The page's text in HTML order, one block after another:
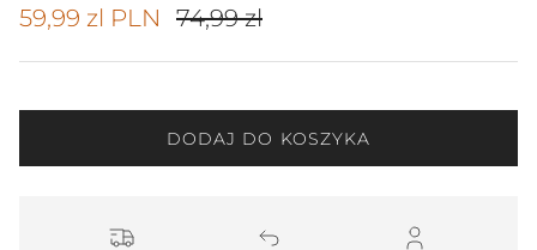
Cena promocyjna
59,99 zl PLN Cena regularna
74,99 zl
DODAJ DO KOSZYKA